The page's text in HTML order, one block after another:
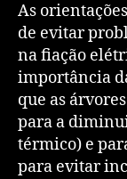
As
de evitar
na fiação
importância
que as
para a
térmico) e
para evitar